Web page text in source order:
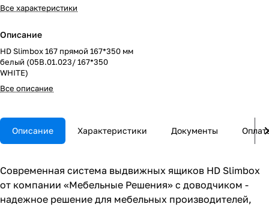
Все характеристики
Описание
HD Slimbox 167 прямой 167*350 мм
белый (05В.01.023/ 167*350
WHITE)
Все описание
Описание Характеристики Документы
Современная система выдвижных ящиков HD Slimbox
от компании «Мебельные Решения» с доводчиком -
надежное решение для мебельных производителей,